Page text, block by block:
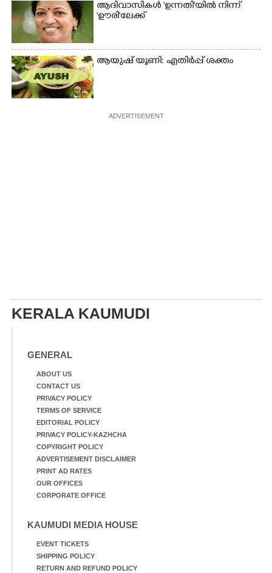
ആദിവാസികൾ 'ഉന്നതി'യിൽ നിന്ന്
'ഊരി'ലേക്ക്
ആയുഷ് യൂണി: എതിർപ്പ് ശക്തം
ADVERTISEMENT
KERALA KAUMUDI
GENERAL
ABOUT US
CONTACT US
PRIVACY POLICY
TERMS OF SERVICE
EDITORIAL POLICY
PRIVACY POLICY-KAZHCHA
COPYRIGHT POLICY
ADVERTISEMENT DISCLAIMER
PRINT AD RATES
OUR OFFICES
CORPORATE OFFICE
KAUMUDI MEDIA HOUSE
EVENT TICKETS
SHIPPING POLICY
RETURN AND REFUND POLICY